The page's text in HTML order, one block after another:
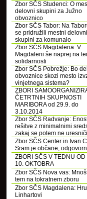
Zbor SČS Studenci: O
delovni skupini za Južno
obvoznico
Zbor SČS Tabor: Na
se pridružili mestni delovni
skupini za komunalo
Zbor SČS Magdalena: V
Magdaleni še naprej na
solidarnosti
Zbor SČS Pobrežje: Bo del
obvoznice skozi mesto
vinjetnega sistema?
ZBORI
ČETRTNIH SKUPNOSTI
MARIBORA od 29.9. do
3.10.2014
Zbor SČS Radvanje:
rešitve z minimalnimi
zakaj se potem ne
Zbor SČS Center in Ivan
Sram je občane,
ZBORI SČS V TEDNU OD
10. OKTOBRA
Zbor SČS Nova vas:
tem na tokratnem zboru
Zbor SČS Magdalena:
Linhartovi